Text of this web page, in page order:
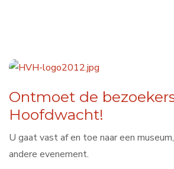
Ontmoet de
Hoofdwacht!
U gaat vast af en toe naar een
andere evenement.